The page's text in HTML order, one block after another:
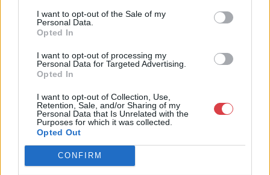
I want to opt-out of the Sale of my
Personal Data.
Opted In
I want to opt-out of processing my
Personal Data for Targeted Advertising.
Opted In
I want to opt-out of Collection, Use,
Retention, Sale, and/or Sharing of my
Personal Data that Is Unrelated with the
Purposes for which it was collected.
Opted Out
CONFIRM
Weboldal: http://www.aukcio.net
Bemutatkozás: Immár közel 30 éve, hogy a Múzeum körúton
elkezdte működését a Mike és Tsa Antikvárium, majd 2010-ben
a Portobello aukciósház kiegészítette az addigi tevékenységét
és megszületett a Mike Portobello Aukciósház. 2022-től saját
GALÉRIA TOVÁBBI MŰTÁRGYAI